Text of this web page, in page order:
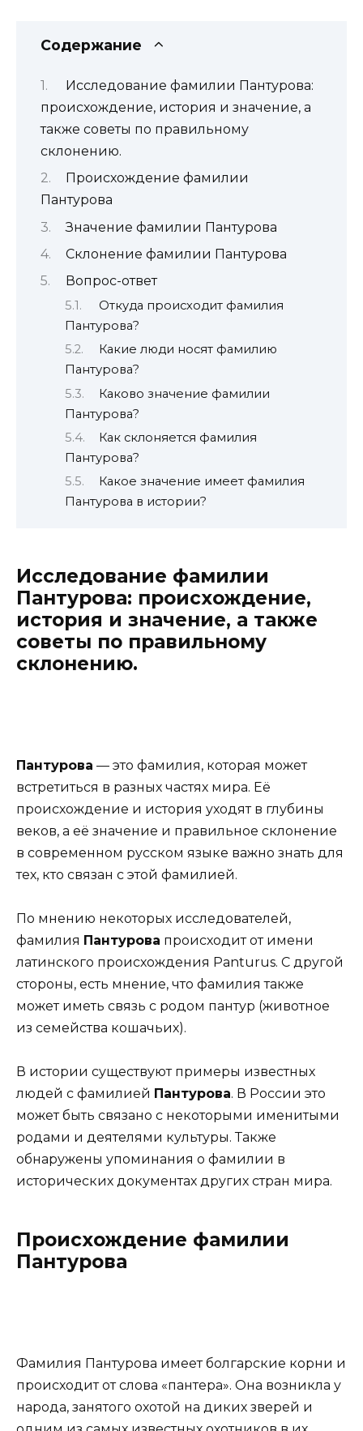
Содержание
Исследование фамилии Пантурова:
происхождение, история и значение, а
также советы по правильному
склонению.
Происхождение фамилии
Пантурова
Значение фамилии Пантурова
Склонение фамилии Пантурова
Вопрос-ответ
Откуда происходит фамилия
Пантурова?
Какие люди носят фамилию
Пантурова?
Каково значение фамилии
Пантурова?
Как склоняется фамилия
Пантурова?
Какое значение имеет фамилия
Пантурова в истории?
Исследование фамилии
Пантурова: происхождение,
история и значение, а также
советы по правильному
склонению.
Пантурова — это фамилия, которая может
встретиться в разных частях мира. Её
происхождение и история уходят в глубины
веков, а её значение и правильное склонение
в современном русском языке важно знать для
тех, кто связан с этой фамилией.
По мнению некоторых исследователей,
фамилия Пантурова происходит от имени
латинского происхождения Panturus. С другой
стороны, есть мнение, что фамилия также
может иметь связь с родом пантур (животное
из семейства кошачьих).
В истории существуют примеры известных
людей с фамилией Пантурова. В России это
может быть связано с некоторыми именитыми
родами и деятелями культуры. Также
обнаружены упоминания о фамилии в
исторических документах других стран мира.
Происхождение фамилии
Пантурова
Фамилия Пантурова имеет болгарские корни и
происходит от слова «пантера». Она возникла у
народа, занятого охотой на диких зверей и